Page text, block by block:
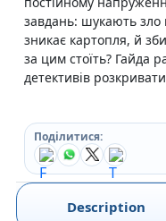
завдань: шукають зло
зникає картопля, й
за цим стоїть? Гайда
детективів
Поділитися:
Description